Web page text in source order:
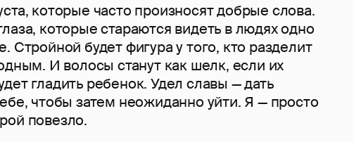
которые часто произносят добрые слова.
которые стараются видеть в людях одно
Стройной будет фигура у того, кто разделит
И волосы станут как шелк, если их
гладить ребенок. Удел славы — дать
чтобы затем неожиданно уйти. Я — просто
повезло.